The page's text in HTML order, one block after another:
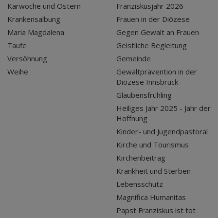
Karwoche und Ostern
Krankensalbung
Maria Magdalena
Taufe
Versöhnung
Weihe
Franziskusjahr 2026
Frauen in der Diözese
Gegen Gewalt an Frauen
Geistliche Begleitung
Gemeinde
Gewaltprävention in der
Diözese Innsbruck
Glaubensfrühling
Heiliges Jahr 2025 - Jahr der
Hoffnung
Kinder- und Jugendpastoral
Kirche und Tourismus
Kirchenbeitrag
Krankheit und Sterben
Lebensschutz
Magnifica Humanitas
Papst Franziskus ist tot